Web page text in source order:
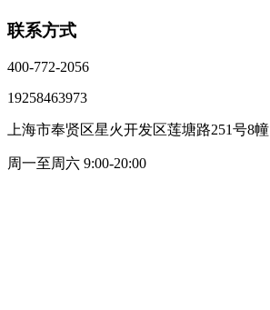
联系方式
400-772-2056
19258463973
上海市奉贤区星火开发区莲塘路251号8幢
周一至周六 9:00-20:00